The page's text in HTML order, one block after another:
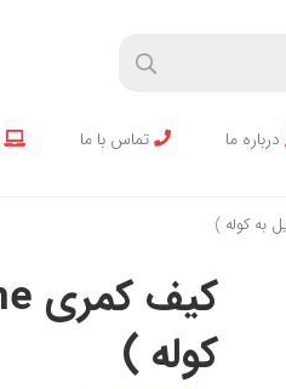
درباره ما تماس با ما
کوله )